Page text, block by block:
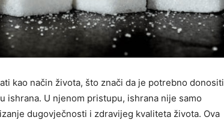
kao način života, što znači da je potrebno donositi
U njenom pristupu, ishrana nije samo
dugovječnosti i zdravijeg kvaliteta života. Ova